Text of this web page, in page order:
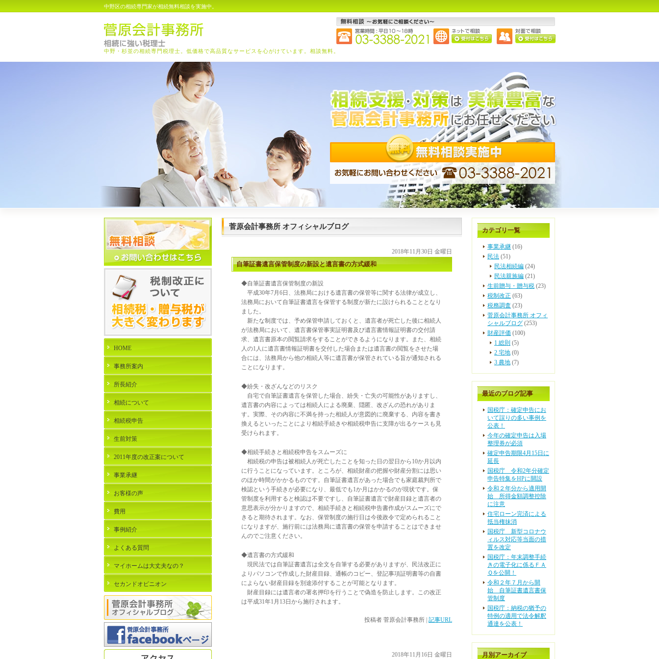
中野区の相続専門家が相続無料相談を実施中。
中野・杉並の相続専門税理士。低価格で高品質なサービスを心がけています。相談無料。
菅原会計事務所 オフィシャルブログ
2018年11月30日 金曜日
自筆証書遺言保管制度の新設と遺言書の方式緩和
◆自筆証書遺言保管制度の新設
平成30年7月6日、法務局における遺言書の保管等に関する法律が成立し、
法務局において自筆証書遺言を保管する制度が新たに設けられることとなり
ました。
新たな制度では、予め保管申請しておくと、遺言者が死亡した後に相続人
が法務局において、遺言書保管事実証明書及び遺言書情報証明書の交付請
求、遺言書原本の閲覧請求をすることができるようになります。また、相続
人の1人に遺言書情報証明書を交付した場合または遺言書の閲覧をさせた場
合には、法務局から他の相続人等に遺言書が保管されている旨が通知される
ことになります。
◆紛失・改ざんなどのリスク
自宅で自筆証書遺言を保管した場合、紛失・亡失の可能性がありますし、
遺言書の内容によっては相続人による廃棄、隠匿、改ざんの恐れがありま
す。実際、その内容に不満を持った相続人が意図的に廃棄する、内容を書き
換えるといったことにより相続手続きや相続税申告に支障が出るケースも見
受けられます。
◆相続手続きと相続税申告をスムーズに
相続税の申告は被相続人が死亡したことを知った日の翌日から10か月以内
に行うことになっています。ところが、相続財産の把握や財産分割には思い
のほか時間がかかるものです。自筆証書遺言があった場合でも家庭裁判所で
検認という手続きが必要になり、最低でも1か月はかかるのが現状です。保
管制度を利用すると検認は不要ですし、自筆証書遺言で財産目録と遺言者の
意思表示が分かりますので、相続手続きと相続税申告書作成がスムーズにで
きると期待されます。なお、保管制度の施行日は今後政令で定められること
になりますが、施行前には法務局に遺言書の保管を申請することはできませ
んのでご注意ください。
◆遺言書の方式緩和
現民法では自筆証書遺言は全文を自筆する必要がありますが、民法改正に
よりパソコンで作成した財産目録、通帳のコピー、登記事項証明書等の自書
によらない財産目録を別途添付することが可能となります。
財産目録には遺言者の署名押印を行うことで偽造を防止します。この改正
は平成31年1月13日から施行されます。
投稿者 菅原会計事務所 記事URL
2018年11月16日 金曜日
カテゴリ一覧
事業承継 (16)
民法 (51)
民法相続編 (24)
民法親族編 (21)
生前贈与・贈与税 (23)
税制改正 (63)
税務調査 (23)
菅原会計事務所 オフィ
シャルブログ (253)
財産評価 (100)
1 総則 (5)
2 宅地 (0)
3 農地 (7)
最近のブログ記事
国税庁：確定申告にお
いて誤りの多い事例を
公表！
今年の確定申告は入場
整理券が必須
確定申告期限4月15日に
延長
国税庁 令和2年分確定
申告特集をHPに開設
令和２年分から適用開
始 所得金額調整控除
に注意
住宅ローン完済による
抵当権抹消
国税庁 新型コロナウ
ィルス対応等当面の措
置を改定
国税庁：年末調整手続
きの電子化に係るＦＡ
Ｑを公開！
令和２年７月から開
始 自筆証書遺言書保
管制度
国税庁：納税の猶予の
特例の適用で法令解釈
通達を公表！
月別アーカイブ
HOME
事務所案内
所長紹介
相続について
相続税申告
生前対策
2011年度の改正案について
事業承継
お客様の声
費用
事例紹介
よくある質問
マイホームは大丈夫なの？
セカンドオピニオン